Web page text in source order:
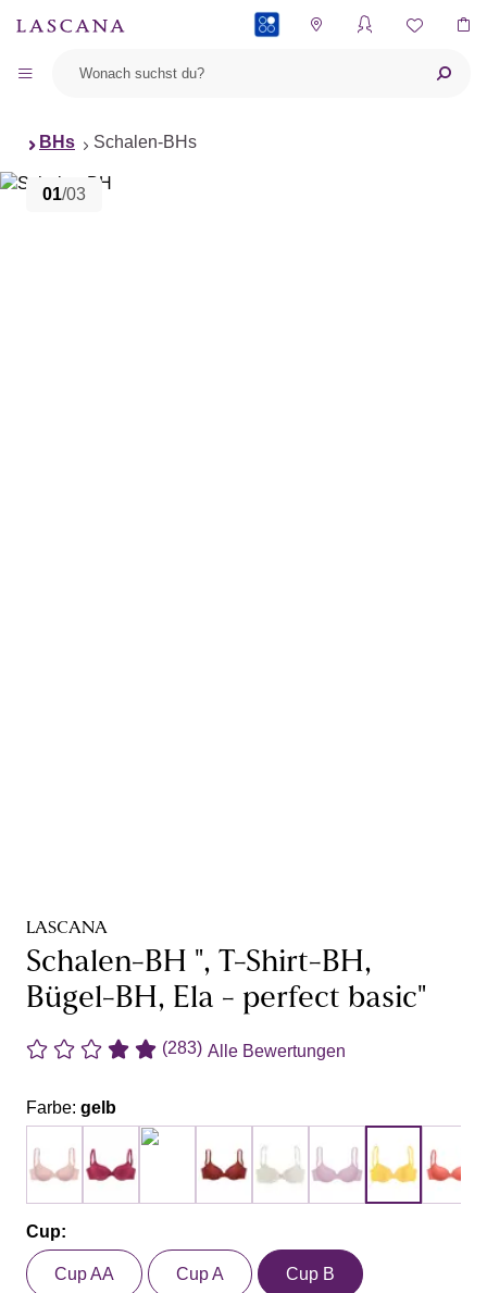
BHs Schalen-BHs
01/03
LASCANA
Schalen-BH ", T-Shirt-BH,
Bügel-BH, Ela - perfect basic"
(283) Alle Bewertungen
Farbe: gelb
Cup:
Cup AA Cup A Cup B